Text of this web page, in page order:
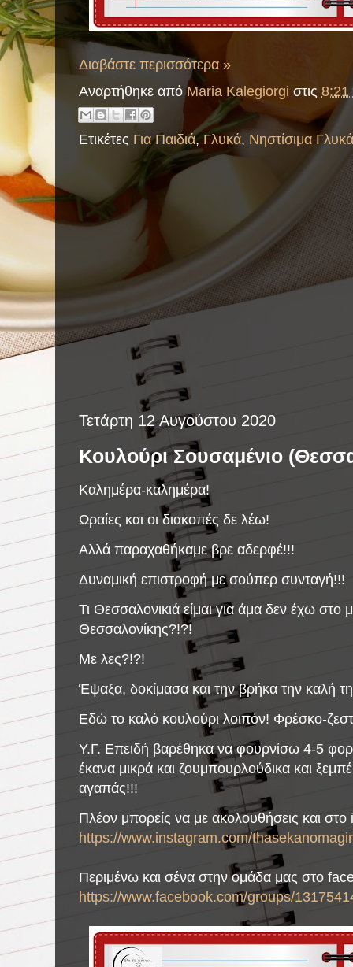
Διαβάστε περισσότερα »
Αναρτήθηκε απόMaria Kalegiorgi στις 8:21
Ετικέτες Για Παιδιά, Γλυκά, Νηστίσιμα Γλυκά
Τετάρτη 12 Αυγούστου 2020
Κουλούρι Σουσαμένιο
Καλημέρα-καλημέρα!
Ωραίες και οι διακοπές δε λέω!
Αλλά παραχαθήκαμε βρε αδερφέ!!!
Δυναμική επιστροφή με σούπερ συνταγή!!!
Τι Θεσσαλονικιά είμαι για άμα δεν έχω
Θεσσαλονίκης?!?!
Με λες?!?!
Έψαξα, δοκίμασα και την βρήκα την καλή
Εδώ το καλό κουλούρι λοιπόν! Φρέσκο-
Υ.Γ. Επειδή βαρέθηκα να φουρνίσω 4-5
έκανα μικρά και ζουμπουρλούδικα και
αγαπάς!!!
Πλέον μπορείς να με ακολουθήσεις και
https://www.instagram.com/
Περιμένω και σένα στην ομάδα μας στο
https://www.facebook.com/groups/